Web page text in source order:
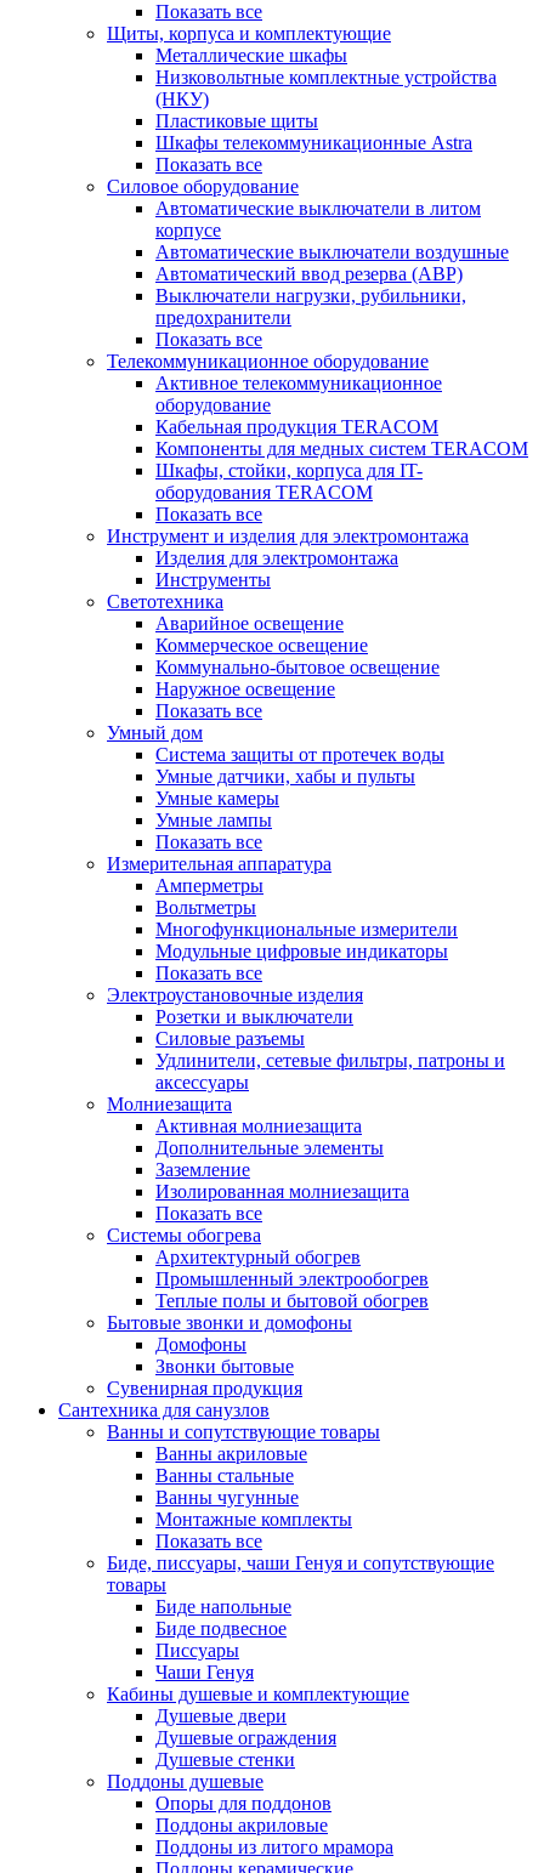
Показать все
Щиты, корпуса и комплектующие
Металлические шкафы
Низковольтные комплектные устройства
(НКУ)
Пластиковые щиты
Шкафы телекоммуникационные Astra
Показать все
Силовое оборудование
Автоматические выключатели в литом
корпусе
Автоматические выключатели воздушные
Автоматический ввод резерва (АВР)
Выключатели нагрузки, рубильники,
предохранители
Показать все
Телекоммуникационное оборудование
Активное телекоммуникационное
оборудование
Кабельная продукция TERACOM
Компоненты для медных систем TERACOM
Шкафы, стойки, корпуса для IT-
оборудования TERACOM
Показать все
Инструмент и изделия для электромонтажа
Изделия для электромонтажа
Инструменты
Светотехника
Аварийное освещение
Коммерческое освещение
Коммунально-бытовое освещение
Наружное освещение
Показать все
Умный дом
Система защиты от протечек воды
Умные датчики, хабы и пульты
Умные камеры
Умные лампы
Показать все
Измерительная аппаратура
Амперметры
Вольтметры
Многофункциональные измерители
Модульные цифровые индикаторы
Показать все
Электроустановочные изделия
Розетки и выключатели
Силовые разъемы
Удлинители, сетевые фильтры, патроны и
аксессуары
Молниезащита
Активная молниезащита
Дополнительные элементы
Заземление
Изолированная молниезащита
Показать все
Системы обогрева
Архитектурный обогрев
Промышленный электрообогрев
Теплые полы и бытовой обогрев
Бытовые звонки и домофоны
Домофоны
Звонки бытовые
Сувенирная продукция
Сантехника для санузлов
Ванны и сопутствующие товары
Ванны акриловые
Ванны стальные
Ванны чугунные
Монтажные комплекты
Показать все
Биде, писсуары, чаши Генуя и сопутствующие
товары
Биде напольные
Биде подвесное
Писсуары
Чаши Генуя
Кабины душевые и комплектующие
Душевые двери
Душевые ограждения
Душевые стенки
Поддоны душевые
Опоры для поддонов
Поддоны акриловые
Поддоны из литого мрамора
Поддоны керамические